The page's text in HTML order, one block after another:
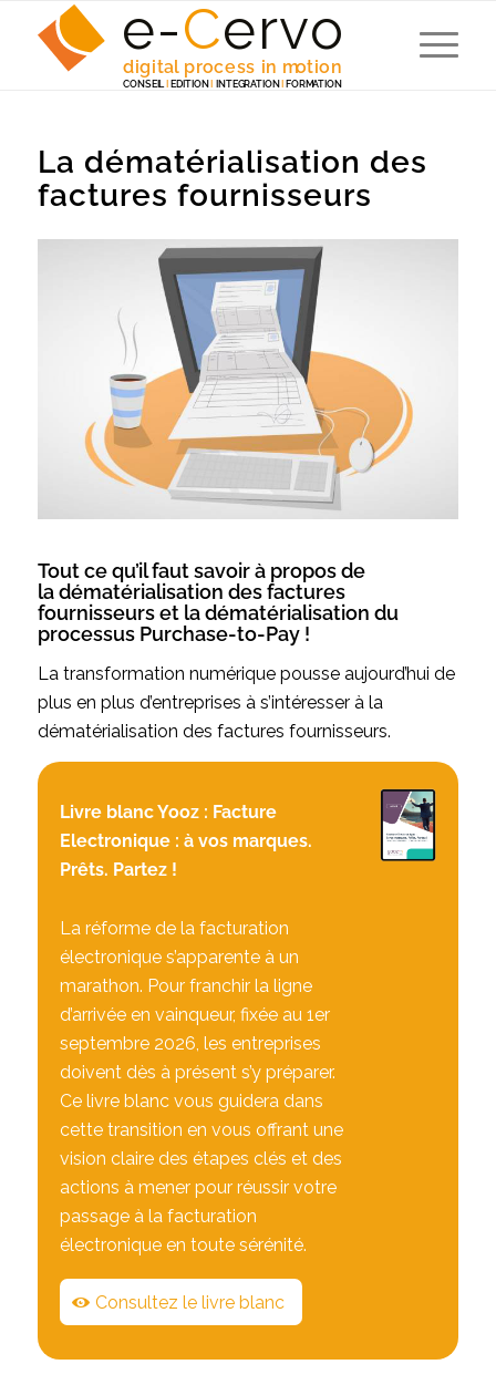
e-Cervo
digital process in motion
CONSEIL EDITION INTEGRATION FORMATION
La dématérialisation des
factures fournisseurs
Tout ce qu’il faut savoir à propos de
ladématérialisation des factures
fournisseurset la dématérialisation du
processus Purchase-to-Pay !
La transformation numérique pousse aujourd’hui de
plus en plus d’entreprises à s’intéresser à la
dématérialisation des factures fournisseurs.
Livre blanc Yooz : Facture
Electronique : à vos marques.
Prêts. Partez !
La réforme de la facturation
électronique s’apparente à un
marathon. Pour franchir la ligne
d’arrivée en vainqueur, fixée au 1er
septembre 2026, les entreprises
doivent dès à présent s’y préparer.
Ce livre blanc vous guidera dans
cette transition en vous offrant une
vision claire des étapes clés et des
actions à mener pour réussir votre
passage à la facturation
électronique en toute sérénité.
Consultez le livre blanc